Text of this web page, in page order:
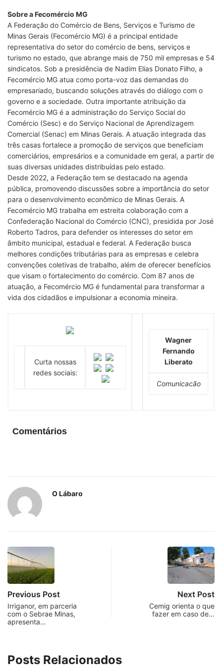
Sobre a Fecomércio MG
A Federação do Comércio de Bens, Serviços e Turismo de
Minas Gerais (Fecomércio MG) é a principal entidade
representativa do setor do comércio de bens, serviços e
turismo no estado, que abrange mais de 750 mil empresas e 54
sindicatos. Sob a presidência de Nadim Elias Donato Filho, a
Fecomércio MG atua como porta-voz das demandas do
empresariado, buscando soluções através do diálogo com o
governo e a sociedade. Outra importante atribuição da
Fecomércio MG é a administração do Serviço Social do
Comércio (Sesc) e do Serviço Nacional de Aprendizagem
Comercial (Senac) em Minas Gerais. A atuação integrada das
três casas fortalece a promoção de serviços que beneficiam
comerciários, empresários e a comunidade em geral, a partir de
suas diversas unidades distribuídas pelo estado.
Desde 2022, a Federação tem se destacado na agenda
pública, promovendo discussões sobre a importância do setor
para o desenvolvimento econômico de Minas Gerais. A
Fecomércio MG trabalha em estreita colaboração com a
Confederação Nacional do Comércio (CNC), presidida por José
Roberto Tadros, para defender os interesses do setor em
âmbito municipal, estadual e federal. A Federação busca
melhores condições tributárias para as empresas e celebra
convenções coletivas de trabalho, além de oferecer benefícios
que visam o fortalecimento do comércio. Com 87 anos de
atuação, a Fecomércio MG é fundamental para transformar a
vida dos cidadãos e impulsionar a economia mineira.
Curta nossas
redes sociais:
Wagner
Fernando
Liberato
Comunicacão
Comentários
O Lábaro
Previous Post
Irriganor, em parceria
com o Sebrae Minas,
apresenta…
Next Post
Cemig orienta o que
fazer em caso de…
Posts Relacionados